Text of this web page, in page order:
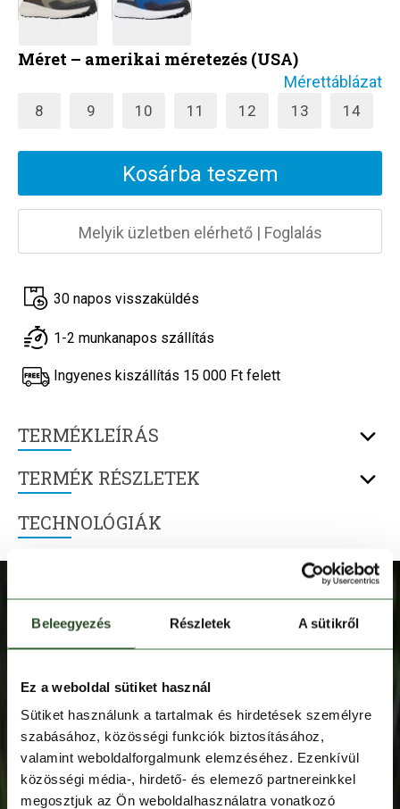
Beleegyezés Részletek A sütikről
Ez a weboldal sütiket használ
Sütiket használunk a tartalmak és hirdetések személyre
szabásához, közösségi funkciók biztosításához,
valamint weboldalforgalmunk elemzéséhez. Ezenkívül
közösségi média-, hirdető- és elemező partnereinkkel
megosztjuk az Ön weboldalhasználatra vonatkozó
TERMÉKLEÍRÁS
TERMÉK RÉSZLETEK
TECHNOLÓGIÁK
Méret – amerikai méretezés (USA)
Mérettáblázat
8 9 10 11 12 13 14
Kosárba teszem
Melyik üzletben elérhető| Foglalás
30 napos visszaküldés
1-2 munkanapos szállítás
Ingyenes kiszállítás 15 000 Ft felett